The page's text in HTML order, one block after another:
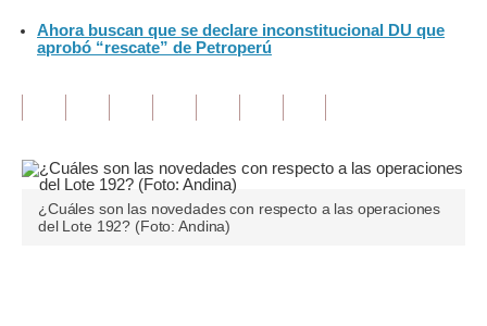
Inmobiliarias
Opinión
Editorial
Pregunta de hoy
Ahora buscan que se declare inconstitucional DU que
aprobó “rescate” de Petroperú
¿Cuáles son las novedades con respecto a las operaciones
del Lote 192? (Foto: Andina)